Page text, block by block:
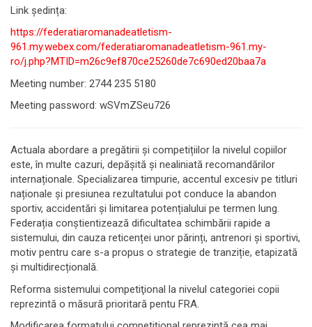
Link ședința:
https://federatiaromanadeatletism-
961.my.webex.com/federatiaromanadeatletism-961.my-
ro/j.php?MTID=m26c9ef870ce25260de7c690ed20baa7a
Meeting number: 2744 235 5180
Meeting password: wSVmZSeu726
Actuala abordare a pregătirii și competițiilor la nivelul copiilor
este, în multe cazuri, depășită și nealiniată recomandărilor
internaționale. Specializarea timpurie, accentul excesiv pe titluri
naționale și presiunea rezultatului pot conduce la abandon
sportiv, accidentări și limitarea potențialului pe termen lung.
Federația conștientizează dificultatea schimbării rapide a
sistemului, din cauza reticenței unor părinți, antrenori și sportivi,
motiv pentru care s-a propus o strategie de tranziție, etapizată
și multidirecțională.
Reforma sistemului competiţional la nivelul categoriei copii
reprezintă o măsură prioritară pentu FRA.